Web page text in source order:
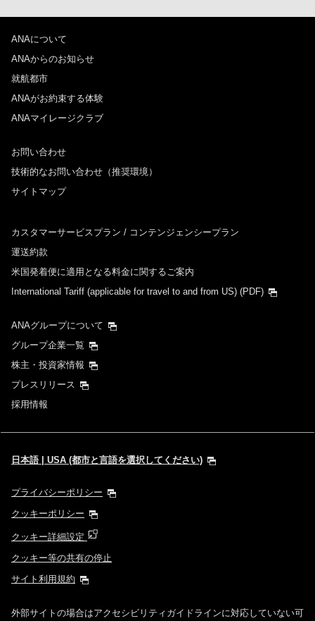
ANAについて
ANAからのお知らせ
就航都市
ANAがお約束する体験
ANAマイレージクラブ
お問い合わせ
技術的なお問い合わせ（推奨環境）
サイトマップ
カスタマーサービスプラン / コンテンジェンシープラン
運送約款
米国発着便に適用となる料金に関するご案内
International Tariff (applicable for travel to and from US) (PDF)
ANAグループについて
グループ企業一覧
株主・投資家情報
プレスリリース
採用情報
日本語 | USA (都市と言語を選択してください)
プライバシーポリシー
クッキーポリシー
クッキー詳細設定
クッキー等の共有の停止
サイト利用規約
外部サイトの場合はアクセシビリティガイドラインに対応していない可